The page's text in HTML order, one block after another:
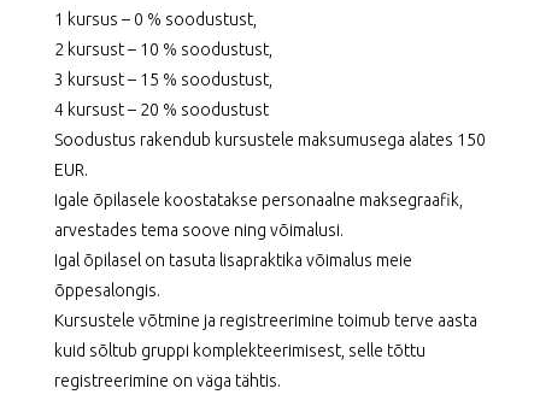
1 kursus – 0 % soodustust,
2 kursust – 10 % soodustust,
3 kursust – 15 % soodustust,
4 kursust – 20 % soodustust
Soodustus rakendub kursustele maksumusega alates 150
EUR.
Igale õpilasele koostatakse personaalne maksegraafik,
arvestades tema soove ning võimalusi.
Igal õpilasel on tasuta lisapraktika võimalus meie
õppesalongis.
Kursustele võtmine ja registreerimine toimub terve aasta
kuid sõltub gruppi komplekteerimisest, selle tõttu
registreerimine on väga tähtis.